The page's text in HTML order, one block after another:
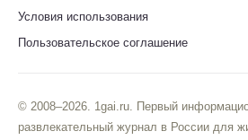
Условия использования
Пользовательское соглашение
© 2008–2026. 1gai.ru. Первый
развлекательный журнал в России для